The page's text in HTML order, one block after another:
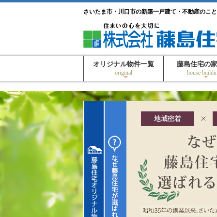
さいたま市・川口市の新築一戸建て・不動産のこ
オリジナル物件一覧
original
藤島住宅の
house